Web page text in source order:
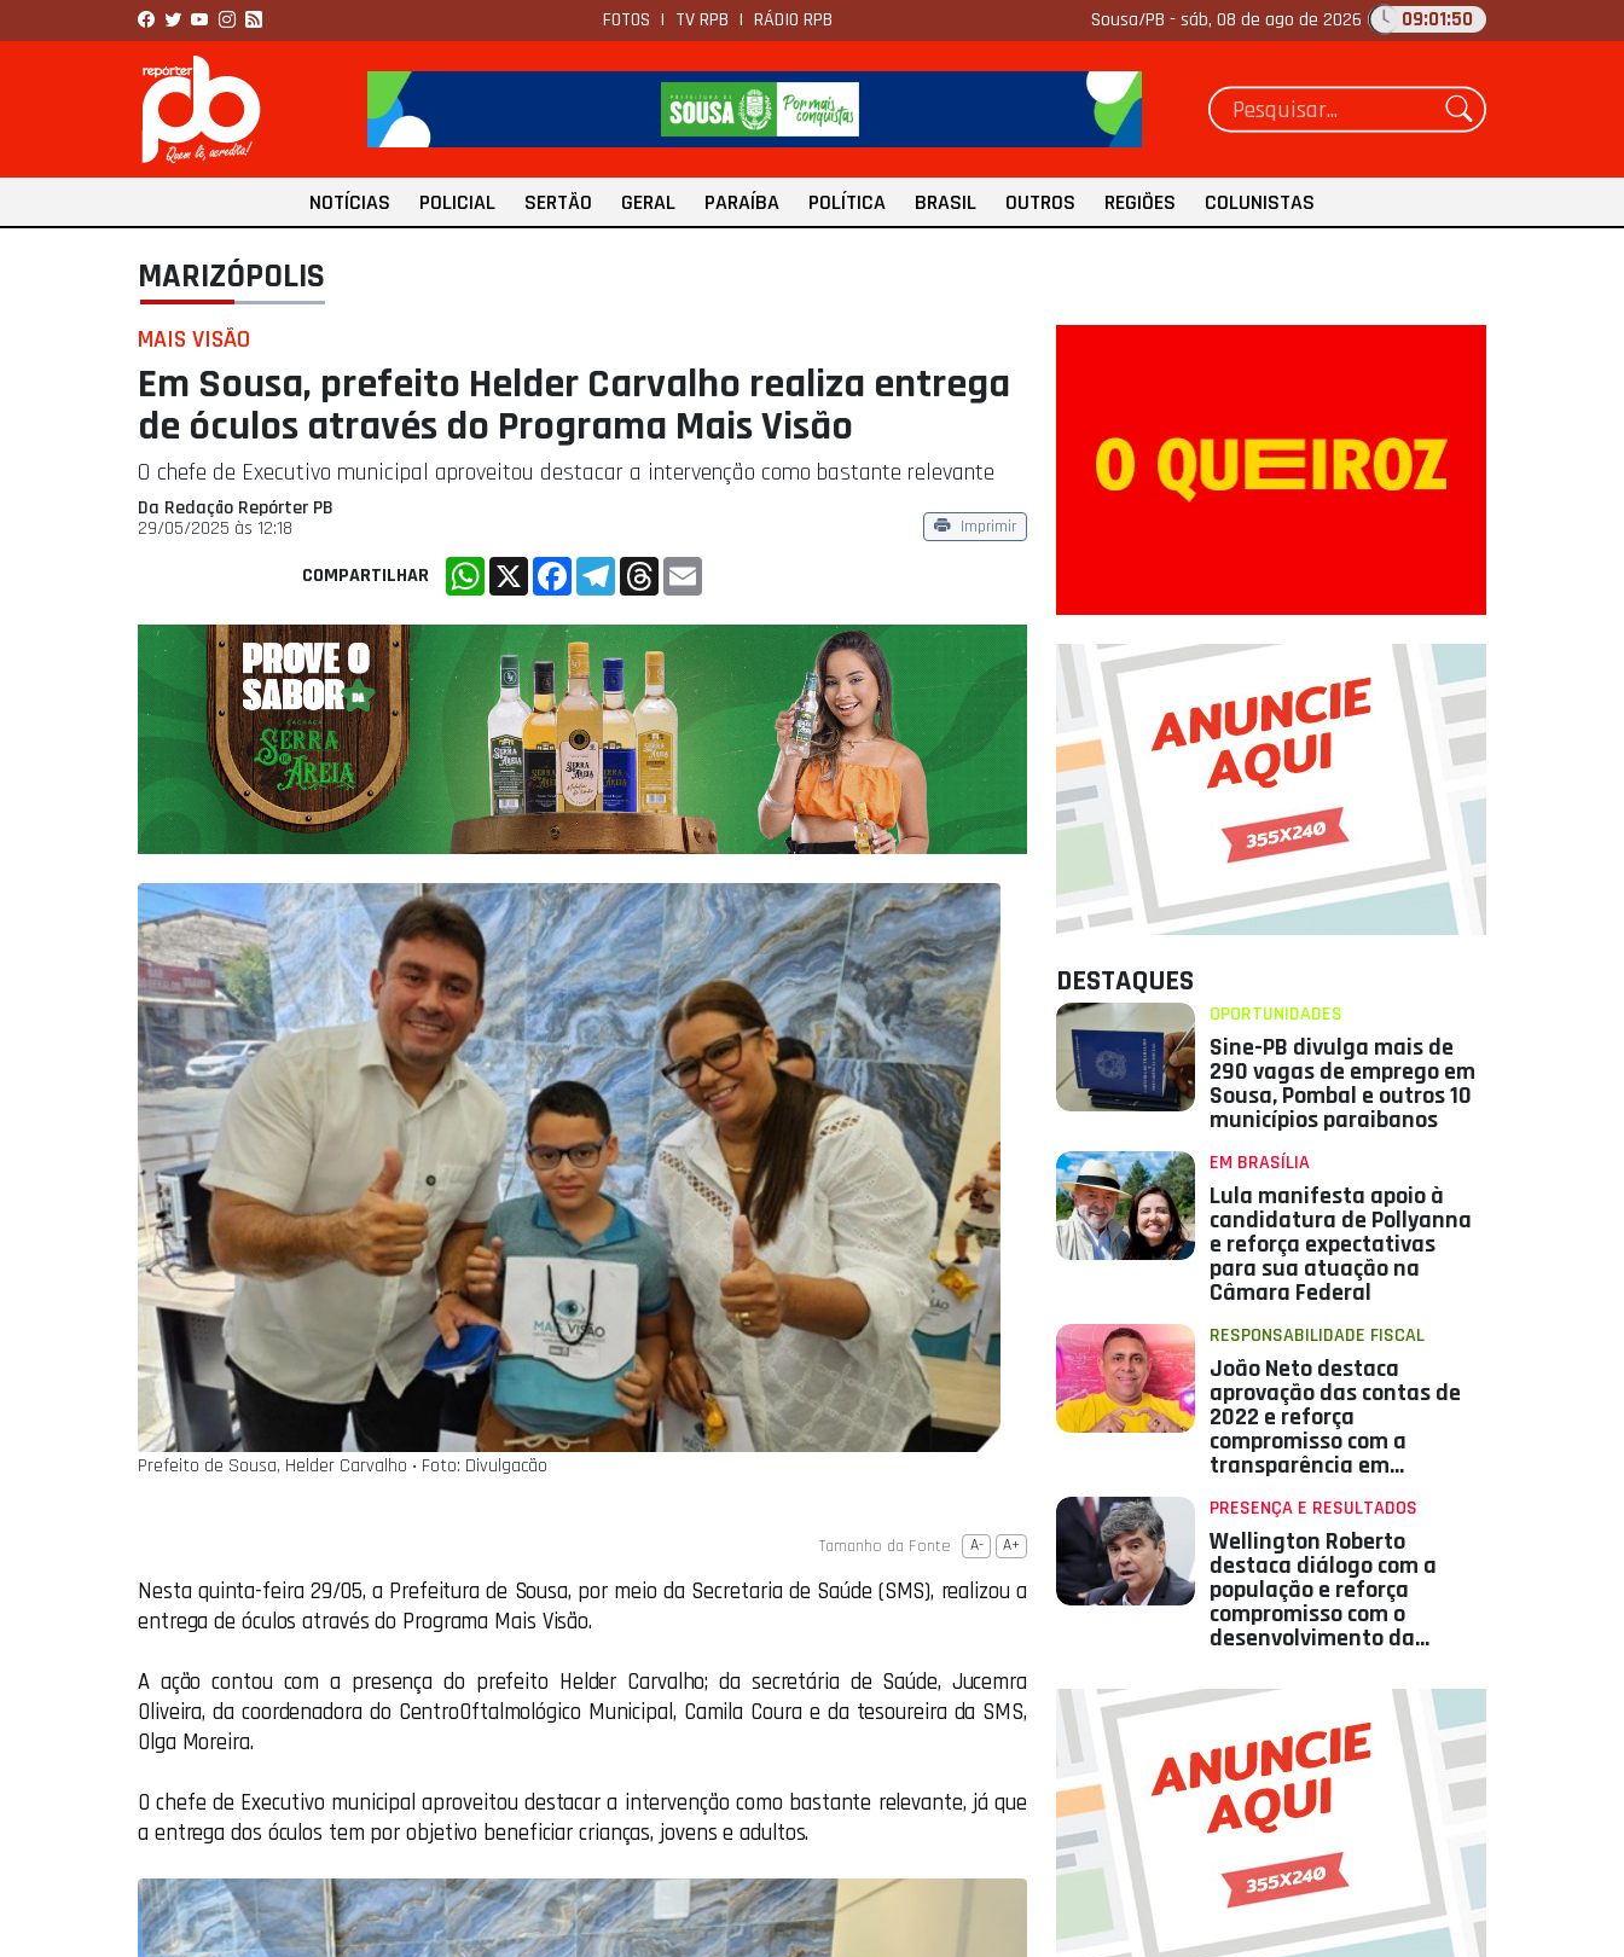
FOTOS | TV RPB | RÁDIO RPB Sousa/PB -sáb, 08 de ago de 2026 09:01:52
NOTÍCIAS POLICIAL SERTÃO GERAL PARAÍBA POLÍTICA BRASIL OUTROS REGIÕES COLUNISTAS
MARIZÓPOLIS
MAIS VISÃO
Em Sousa, prefeito Helder Carvalho realiza entrega
de óculos através do Programa Mais Visão
O chefe de Executivo municipal aproveitou destacar a intervenção como bastante relevante
Da Redação Repórter PB
29/05/2025 às 12:18
Imprimir
COMPARTILHAR WhatsApp
X FacebookTelegramThreads
Prefeito de Sousa, Helder Carvalho ‧ Foto: Divulgacão
Tamanho da Fonte A- A+
Nesta quinta-feira 29/05, a Prefeitura de Sousa, por meio da Secretaria de Saúde (SMS), realizou a
entrega de óculos através do Programa Mais Visão.
A ação contou com a presença do prefeito Helder Carvalho; da secretária de Saúde, Jucemra
Oliveira, da coordenadora do CentroOftalmológico Municipal, Camila Coura e da tesoureira da SMS,
Olga Moreira.
O chefe de Executivo municipal aproveitou destacar a intervenção como bastante relevante, já que
a entrega dos óculos tem por objetivo beneficiar crianças, jovens e adultos.
DESTAQUES
OPORTUNIDADES
Sine-PB divulga mais de
290 vagas de emprego em
Sousa, Pombal e outros 10
municípios paraibanos
EM BRASÍLIA
Lula manifesta apoio à
candidatura de Pollyanna
e reforça expectativas
para sua atuação na
Câmara Federal
RESPONSABILIDADE FISCAL
João Neto destaca
aprovação das contas de
2022 e reforça
compromisso com a
transparência em
PRESENÇA E RESULTADOS
Wellington Roberto
destaca diálogo com a
população e reforça
compromisso com o
desenvolvimento da